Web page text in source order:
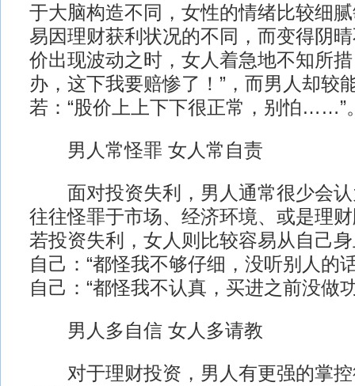
于大脑构造不同，女性的情绪比较细
易因理财获利状况的不同，而变得阴
价出现波动之时，女人着急地不知所
办，这下我要赔惨了！”，而男人却较
若：“股价上上下下很正常，别怕……”
男人常怪罪 女人常自责
面对投资失利，男人通常很少会认
往往怪罪于市场、经济环境、或是理
若投资失利，女人则比较容易从自己
自己：“都怪我不够仔细，没听别人
自己：“都怪我不认真，买进之前没
男人多自信 女人多请教
对于理财投资，男人有更强的掌控